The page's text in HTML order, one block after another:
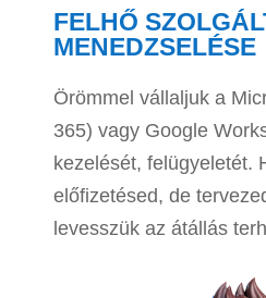
FELHŐ
MENEDZSELÉSE
Örömmel vállaljuk a
365) vagy Google
kezelését, felügyeletét.
előfizetésed, de
levesszük az átállás